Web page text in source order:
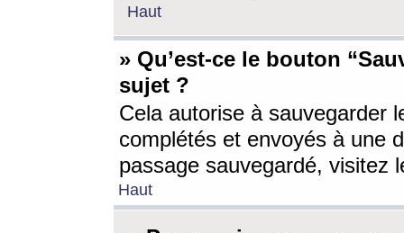
Haut
» Qu’est-ce le bouton
sujet ?
Cela autorise à sauvegarder
complétés et envoyés à une
passage sauvegardé, visitez
Haut